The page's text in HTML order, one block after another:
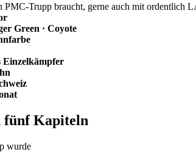
PMC-Trupp braucht, gerne auch mit ordentlich
Green · Coyote
Einzelkämpfer
fünf Kapiteln
wurde